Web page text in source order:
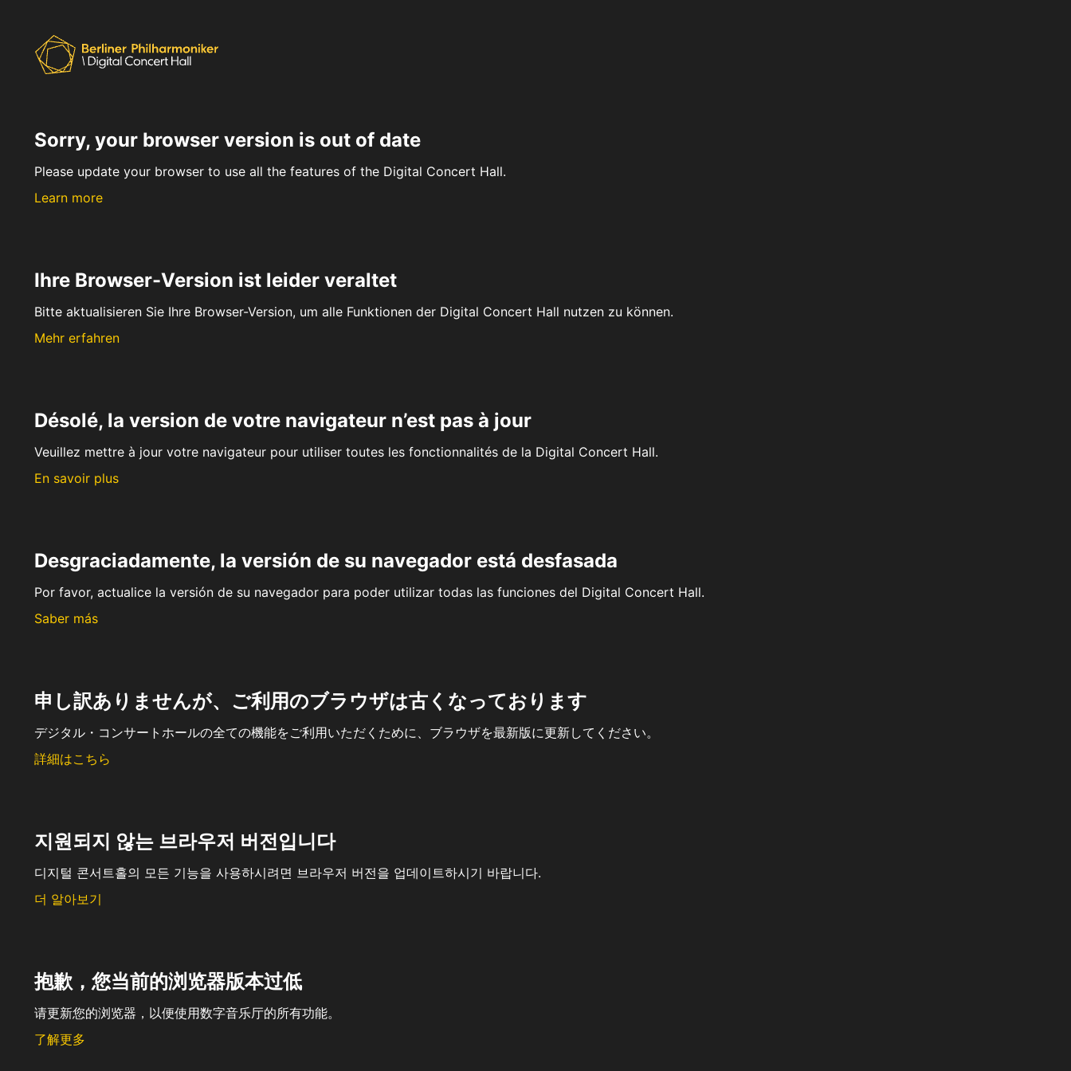
Sorry, your browser version is out of date
Please update your browser to use all the features of the Digital Concert Hall.
Learn more
Ihre Browser-Version ist leider veraltet
Bitte aktualisieren Sie Ihre Browser-Version, um alle Funktionen der Digital Concert Hall nutzen zu können.
Mehr erfahren
Désolé, la version de votre navigateur n’est pas à jour
Veuillez mettre à jour votre navigateur pour utiliser toutes les fonctionnalités de la Digital Concert Hall.
En savoir plus
Desgraciadamente, la versión de su navegador está desfasada
Por favor, actualice la versión de su navegador para poder utilizar todas las funciones del Digital Concert Hall.
Saber más
申し訳ありませんが、ご利用のブラウザは古くなっております
デジタル・コンサートホールの全ての機能をご利用いただくために、ブラウザを最新版に更新してください。
詳細はこちら
지원되지 않는 브라우저 버전입니다
디지털 콘서트홀의 모든 기능을 사용하시려면 브라우저 버전을 업데이트하시기 바랍니다.
더 알아보기
抱歉，您当前的浏览器版本过低
请更新您的浏览器，以便使用数字音乐厅的所有功能。
了解更多